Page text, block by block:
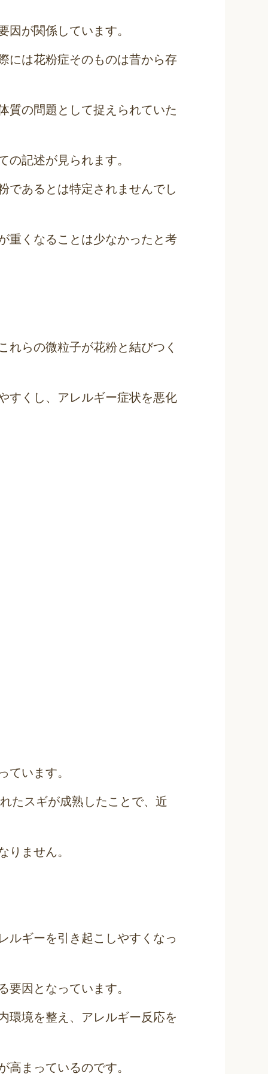
が関係しています。
には花粉症そのものは昔から存
質の問題として捉えられていた
記述が見られます。
であるとは特定されませんでし
重くなることは少なかったと考
れらの微粒子が花粉と結びつく
すくし、アレルギー症状を悪化
ています。
たスギが成熟したことで、近
りません。
ルギーを引き起こしやすくなっ
因となっています。
環境を整え、アレルギー反応を
まっているのです。